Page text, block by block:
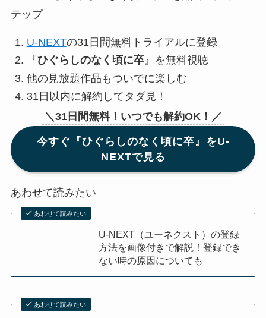
テップ
U-NEXTの31日間無料トライアルに登録
『ひぐらしのなく頃に卒』を無料視聴
他の見放題作品もついでに楽しむ
31日以内に解約してタダ見！
＼31日間無料！いつでも解約OK！／
今すぐ『ひぐらしのなく頃に卒』をU-
NEXTで見る
あわせて読みたい
あわせて読みたい
U-NEXT（ユーネクスト）の登録
方法を画像付きで解説！登録でき
ない時の原因についても
あわせて読みたい